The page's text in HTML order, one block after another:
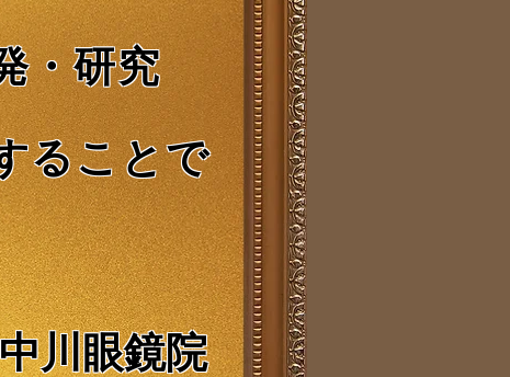
・研究
ることで
​中川眼鏡院